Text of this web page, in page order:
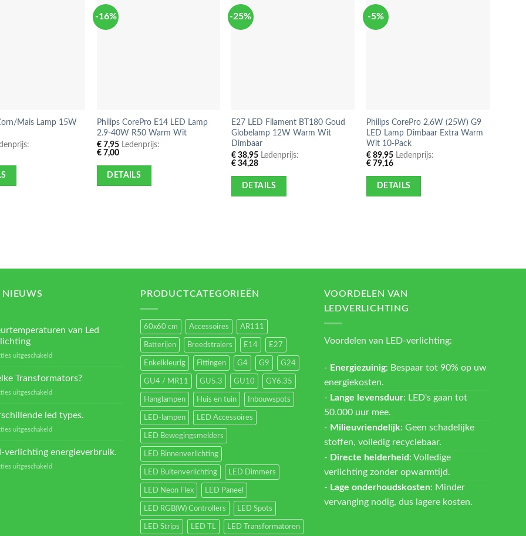
Mais Lamp 15W
-16%
Philips CorePro E14 LED Lamp
2.9-40W R50 Warm Wit
€7,95Ledenprijs:
€7,00
DETAILS
-25%
E27 LED Filament BT180 Goud
Globelamp 12W Warm Wit
Dimbaar
€ 38,95 Ledenprijs:
€ 34,28
DETAILS
-5%
Philips CorePro 2,6W (25W) G9
LED Lamp Dimbaar Extra Warm
Wit 10-Pack
€ 89,95 Ledenprijs:
€ 79,16
DETAILS
NIEUWS
van Led
uitgeschakeldvoor
verlichting
Transformators?
uitgeschakeldvoor
Transformators?
led types.
uitgeschakeldvoor
verlichting energieverbruik.
uitgeschakeldvoor
PRODUCTCATEGORIEËN
60x60 cm Accessoires AR111
Batterijen Breedstralers E14 E27
Enkelkleurig Fittingen G4 G9 G24
GU4 / MR11 GU5.3 GU10 GY6.35
Hanglampen Huis en tuin Inbouwspots
LED-lampen LED Accessoires
LED Bewegingsmelders
LED Binnenverlichting
LED Buitenverlichting LED Dimmers
LED Neon Flex LED Paneel
LED RGB(W) Controllers LED Spots
LED Strips LED TL LED Transformatoren
VOORDELEN VAN
LEDVERLICHTING
Voordelen van LED-verlichting:
- Energiezuinig: Bespaar tot 90% op uw
energiekosten.
- Lange levensduur: LED's gaan tot
50.000 uur mee.
- Milieuvriendelijk: Geen schadelijke
stoffen, volledig recyclebaar.
- Directe helderheid : Volledige
verlichting zonder opwarmtijd.
- Lage onderhoudskosten: Minder
vervanging nodig, dus lagere kosten.